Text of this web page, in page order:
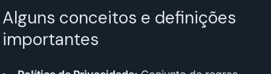
Alguns conceitos e definições
importantes